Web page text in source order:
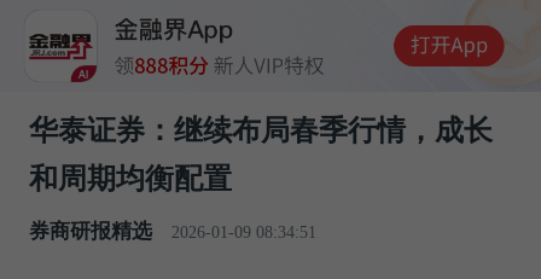
华泰证券：继续布局春季行情，成长
和周期均衡配置
券商研报精选 2026-01-09 08:34:51